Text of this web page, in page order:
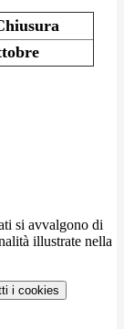
si avvalgono di
illustrate nella
i cookies